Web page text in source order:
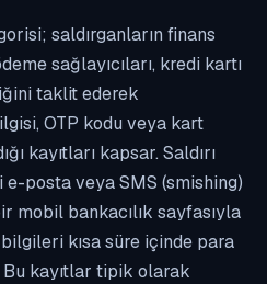
saldırganların finans
sağlayıcıları, kredi kartı
taklit ederek
OTP kodu veya kart
kayıtları kapsar. Saldırı
posta veya SMS (smishing)
mobil bankacılık sayfasıyla
kısa süre içinde para
kayıtlar tipik olarak